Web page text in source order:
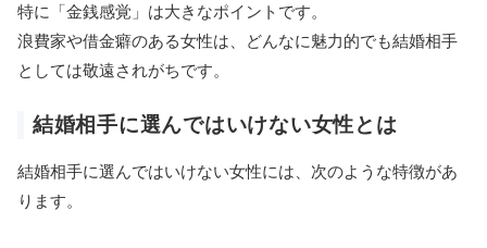
特に「金銭感覚」は大きなポイントです。
浪費家や借金癖のある女性は、どんなに魅力的でも結婚相手
としては敬遠されがちです。
結婚相手に選んではいけない女性とは
結婚相手に選んではいけない女性には、次のような特徴があ
ります。